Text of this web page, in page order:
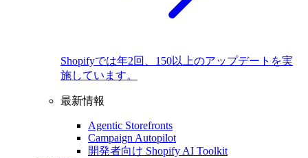
Shopifyでは年2回、150以上のアップデートを実
施しています。
最新情報
Agentic Storefronts
Campaign Autopilot
開発者向け Shopify AI Toolkit